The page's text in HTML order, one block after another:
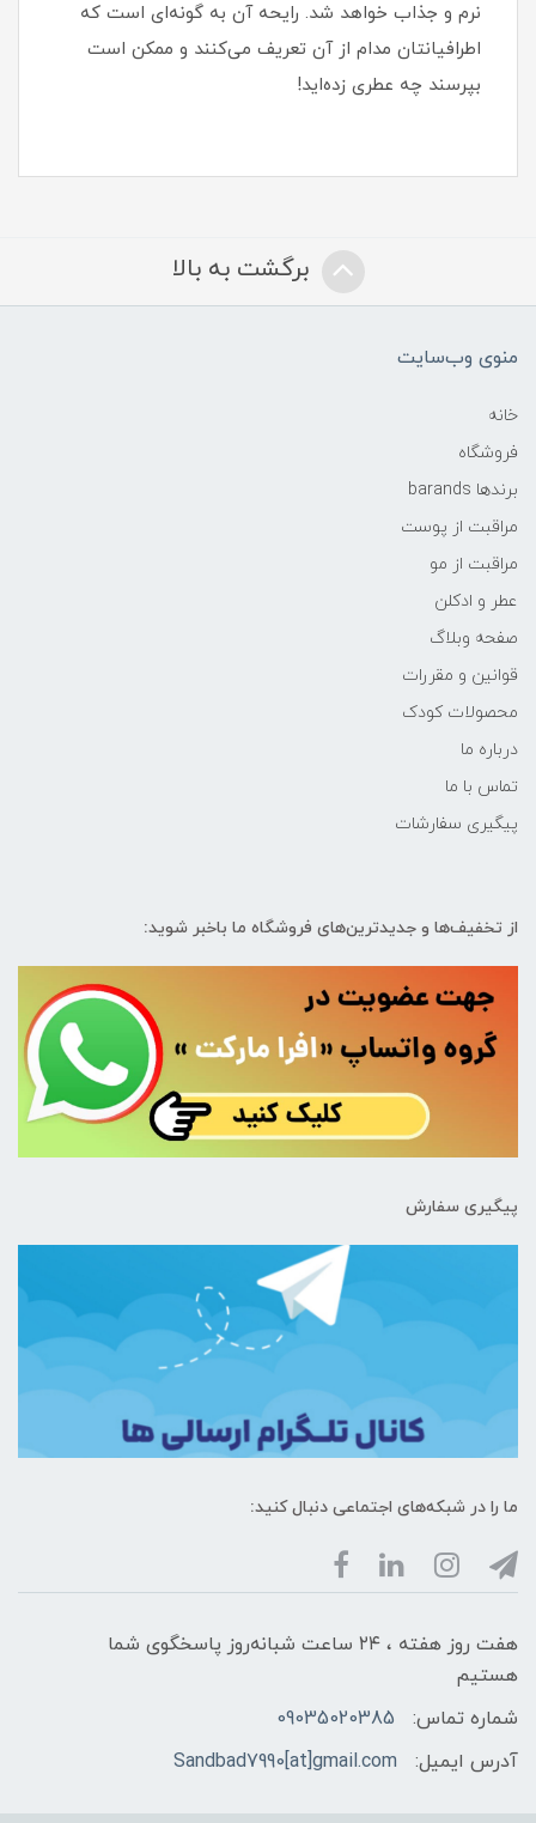
نرم و جذاب خواهد شد. رایحه آن به گونه‌ای است که
اطرافیانتان مدام از آن تعریف می‌کنند و ممکن است
بپرسند چه عطری زده‌اید!
برگشت به بالا
منوی وب‌سایت
خانه
فروشگاه
برندها barands
مراقبت از پوست
مراقبت از مو
عطر و ادکلن
صفحه وبلاگ
قوانین و مقررات
محصولات کودک
درباره ما
تماس با ما
پیگیری سفارشات
از تخفیف‌ها و جدیدترین‌های فروشگاه ما باخبر شوید:
پیگیری سفارش
ما را در شبکه‌های اجتماعی دنبال کنید:
هفت روز هفته ، ۲۴ ساعت شبانه‌روز پاسخگوی شما
هستیم
شماره تماس:
09035020385
آدرس ایمیل:
Sandbad7990[at]gmail.com